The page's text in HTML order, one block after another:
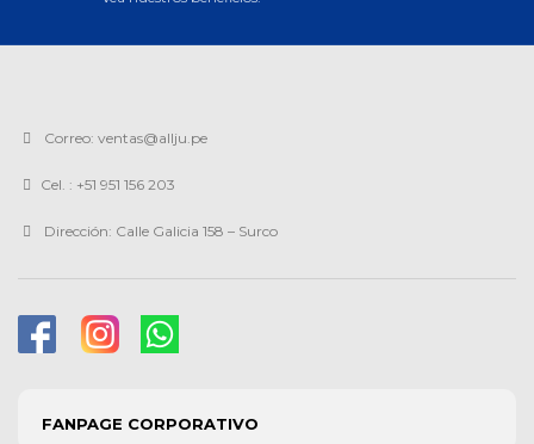
Correo: ventas@allju.pe
Cel. : +51 951 156 203
Dirección: Calle Galicia 158 – Surco
FANPAGE CORPORATIVO